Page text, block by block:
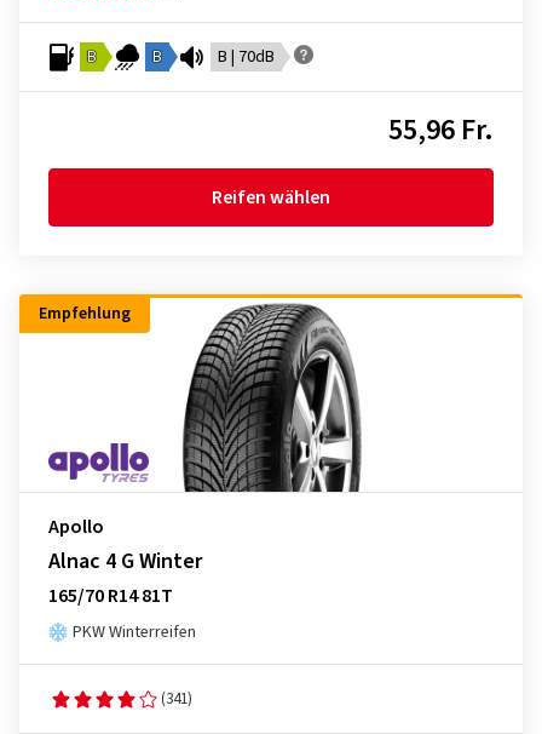
B B B | 70dB
55,96 Fr.
Reifen wählen
Empfehlung
Apollo
Alnac 4 G Winter
165/70 R14 81T
PKW Winterreifen
(341)